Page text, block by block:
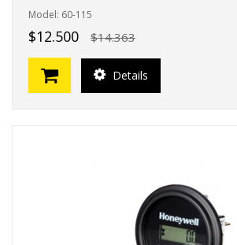
Model: 60-115
$12.500 $14.363
Details